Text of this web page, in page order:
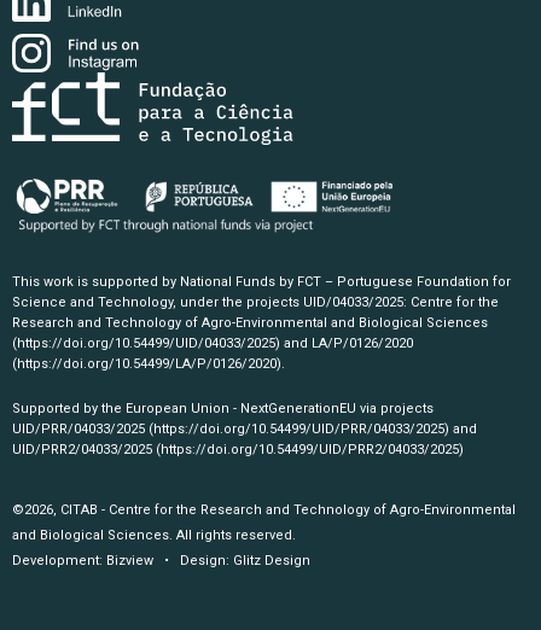
This work is supported by National Funds by FCT – Portuguese Foundation for
Science and Technology, under the projects UID/04033/2025: Centre for the
Research and Technology of Agro-Environmental and Biological Sciences
(https://doi.org/10.54499/UID/04033/2025) and LA/P/0126/2020
(https://doi.org/10.54499/LA/P/0126/2020).
Supported by the European Union - NextGenerationEU via projects
UID/PRR/04033/2025 (https://doi.org/10.54499/UID/PRR/04033/2025) and
UID/PRR2/04033/2025 (https://doi.org/10.54499/UID/PRR2/04033/2025)
©2026, CITAB - Centre for the Research and Technology of Agro-Environmental
and Biological Sciences. All rights reserved.
Development: Bizview • Design: Glitz Design